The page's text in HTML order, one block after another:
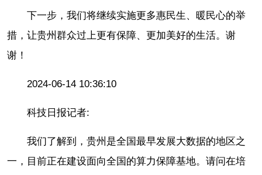
下一步，我们将继续实施更多惠民生、暖民心的举
措，让贵州群众过上更有保障、更加美好的生活。谢
谢！
2024-06-14 10:36:10
科技日报记者:
我们了解到，贵州是全国最早发展大数据的地区之
一，目前正在建设面向全国的算力保障基地。请问在培